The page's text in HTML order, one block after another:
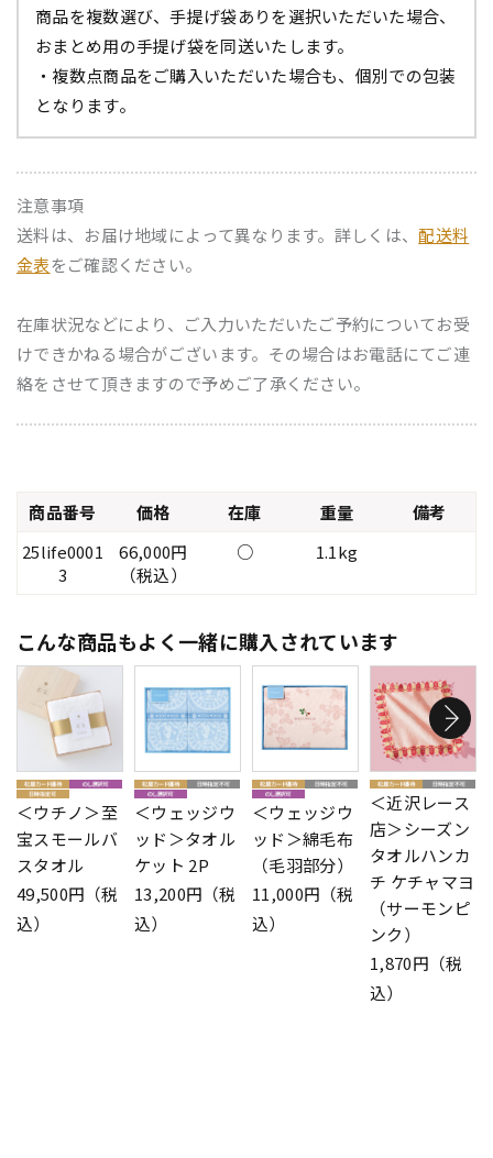
商品を複数選び、手提げ袋ありを選択いただいた場合、
おまとめ用の手提げ袋を同送いたします。
・複数点商品をご購入いただいた場合も、個別での包装
となります。
注意事項
送料は、お届け地域によって異なります。詳しくは、配送料
金表をご確認ください。
在庫状況などにより、ご入力いただいたご予約についてお受
けできかねる場合がございます。その場合はお電話にてご連
絡をさせて頂きますので予めご了承ください。
商品番号 価格 在庫 重量
備考
25life0001
3
66,000円
（税込）
○ 1.1kg
こんな商品もよく一緒に購入されています
＜ウチノ＞至
宝スモールバ
スタオル
49,500円（税
込）
＜ウェッジウ
ッド＞タオル
ケット 2P
13,200円（税
込）
＜ウェッジウ
ッド＞綿毛布
（毛羽部分）
11,000円（税
込）
＜近沢レース
店＞シーズン
タオルハンカ
チ ケチャマヨ
（サーモンピ
ンク）
1,870円（税
込）